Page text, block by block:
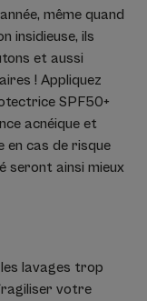
même quand
insidieuse, ils
et aussi
! Appliquez
SPF50+
acnéique et
en cas de risque
seront ainsi mieux
lavages trop
votre